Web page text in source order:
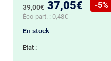
Ancien prix :
39,00€ Nouveau prix :
37,05€
Réduction de :
-5%
Éco-part. : 0,48€
En stock
Etat :